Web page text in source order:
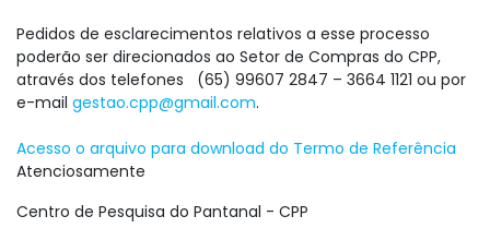
Pedidos de esclarecimentos relativos a esse processo
poderão ser direcionados ao Setor de Compras do CPP,
através dos telefones (65) 99607 2847 – 3664 1121 ou por
e-mail gestao.cpp@gmail.com.
Acesso o arquivo para download do Termo de Referência
Atenciosamente
Centro de Pesquisa do Pantanal - CPP